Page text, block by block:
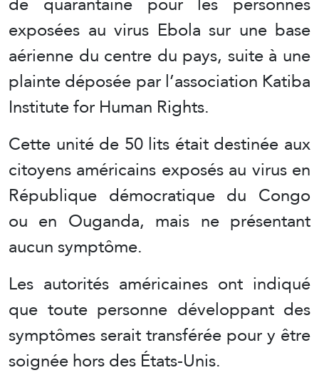
exposées au virus Ebola sur une base
aérienne du centre du pays, suite à une
plainte déposée par l’association Katiba
Institute for Human Rights.
Cette unité de 50 lits était destinée aux
citoyens américains exposés au virus en
République démocratique du Congo
ou en Ouganda, mais ne présentant
aucun symptôme.
Les autorités américaines ont indiqué
que toute personne développant des
symptômes serait transférée pour y être
soignée hors des États-Unis.